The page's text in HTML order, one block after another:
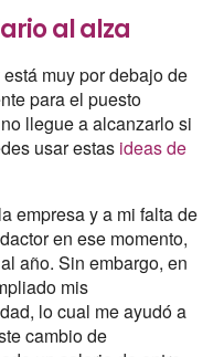
al alza
muy por debajo de
para el puesto
llegue a alcanzarlo si
usar estas ideas de
empresa y a mi falta de
en ese momento,
año. Sin embargo, en
mis
lo cual me ayudó a
cambio de